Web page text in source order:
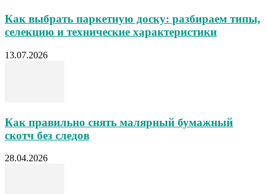
Как выбрать паркетную доску: разбираем типы,
селекцию и технические характеристики
13.07.2026
Как правильно снять малярный бумажный
скотч без следов
28.04.2026